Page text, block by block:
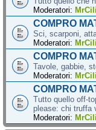
Moderatori:
COMPRO
Sci, scarponi,
Moderatori:
COMPRO
Tavole, gabbie,
Moderatori:
COMPRO
Tutto quello off-
please: chi truffa
Moderatori: